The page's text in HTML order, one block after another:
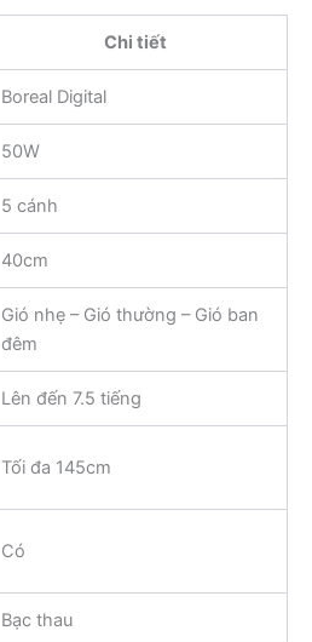
Chi tiết
Boreal Digital
50W
5 cánh
40cm
Gió nhẹ – Gió thường – Gió ban
đêm
Lên đến 7.5 tiếng
Tối đa 145cm
Có
Bạc thau